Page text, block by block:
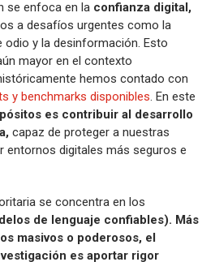
se enfoca en la confianza digital,
a desafíos urgentes como la
y la desinformación. Esto
mayor en el contexto
hemos contado con
y benchmarks disponibles. En este
es contribuir al desarrollo
capaz de proteger a nuestras
entornos digitales más seguros e
se concentra en los
de lenguaje confiables). Más
masivos o poderosos, el
es aportar rigor